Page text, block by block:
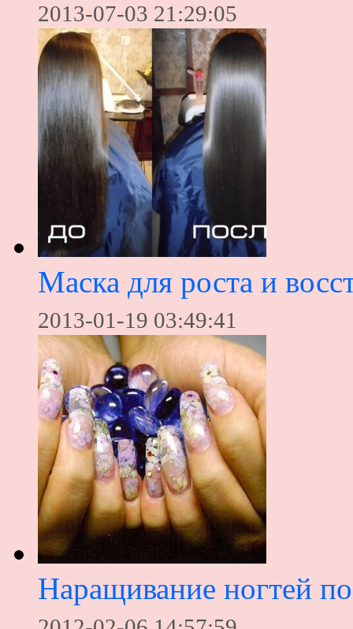
2013-07-03 21:29:05
Маска для роста и
2013-01-19 03:49:41
Наращивание ногтей